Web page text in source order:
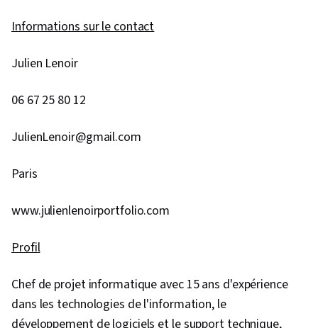
Établissement de priorités, Esprit d'équipe,
projet), Documentation du projet, Facilitation de
Facilitation de la discussion, Gestion des
œuvre du projet, Leadership et gestion, Suivi
des questions, Structure organisationnelle,
Informations sur le contact
Julien Lenoir
06 67 25 80 12
JulienLenoir@gmail.com
Paris
www.julienlenoirportfolio.com
Profil
Chef de projet informatique avec 15 ans d'expérience
dans les technologies de l'information, le
développement de logiciels et le support technique,